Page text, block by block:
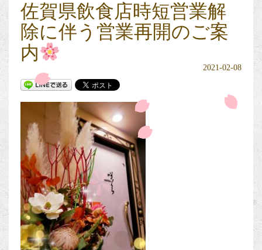
佐賀県飲食店時短営業解
除に伴う営業再開のご案
内
2021-02-08